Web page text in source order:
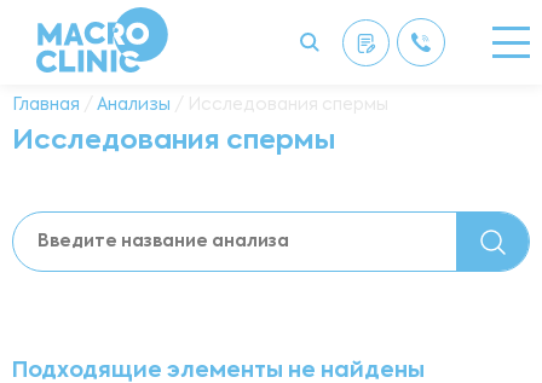
Главная / Анализы / Исследования спермы
Исследования спермы
Подходящие элементы не найдены